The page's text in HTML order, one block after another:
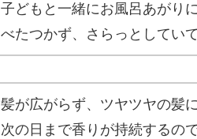
子どもと一緒にお風呂あがり
べたつかず、さらっとしてい
髪が広がらず、ツヤツヤの髪
次の日まで香りが持続するの